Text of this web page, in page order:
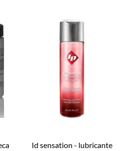
id sensation - lubricante